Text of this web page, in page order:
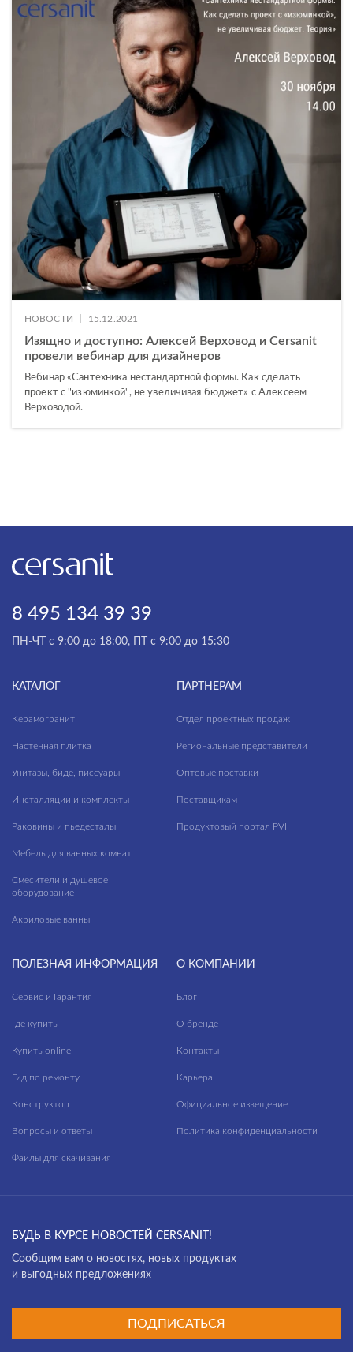
НОВОСТИ 15.12.2021
Изящно и доступно: Алексей Верховод и Cersanit
провели вебинар для дизайнеров
Вебинар «Сантехника нестандартной формы. Как сделать
проект с "изюминкой", не увеличивая бюджет» с Алексеем
Верховодой.
8 495 134 39 39
ПН-ЧТ с 9:00 до 18:00, ПТ с 9:00 до 15:30
КАТАЛОГ
Керамогранит
Настенная плитка
Унитазы, биде, писсуары
Инсталляции и комплекты
Раковины и пьедесталы
Мебель для ванных комнат
Смесители и душевое
оборудование
Акриловые ванны
ПАРТНЕРАМ
Отдел проектных продаж
Региональные представители
Оптовые поставки
Поставщикам
Продуктовый портал PVI
ПОЛЕЗНАЯ ИНФОРМАЦИЯ
Сервис и Гарантия
Где купить
Купить online
Гид по ремонту
Конструктор
Вопросы и ответы
Файлы для скачивания
О КОМПАНИИ
Блог
О бренде
Контакты
Карьера
Официальное извещение
Политика конфиденциальности
БУДЬ В КУРСЕ НОВОСТЕЙ CERSANIT!
Cообщим вам о новостях, новых продуктах
и выгодных предложениях
ПОДПИСАТЬСЯ